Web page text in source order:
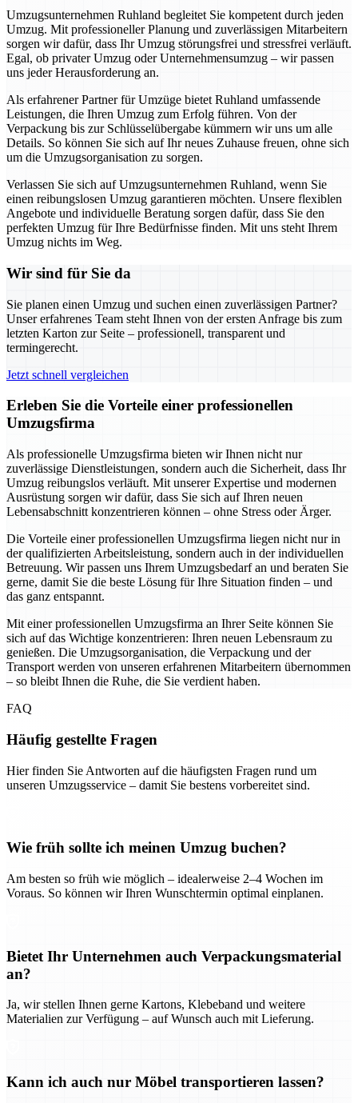
Umzugsunternehmen Ruhland begleitet Sie kompetent durch jeden
Umzug. Mit professioneller Planung und zuverlässigen Mitarbeitern
sorgen wir dafür, dass Ihr Umzug störungsfrei und stressfrei verläuft.
Egal, ob privater Umzug oder Unternehmensumzug – wir passen
uns jeder Herausforderung an.
Als erfahrener Partner für Umzüge bietet Ruhland umfassende
Leistungen, die Ihren Umzug zum Erfolg führen. Von der
Verpackung bis zur Schlüsselübergabe kümmern wir uns um alle
Details. So können Sie sich auf Ihr neues Zuhause freuen, ohne sich
um die Umzugsorganisation zu sorgen.
Verlassen Sie sich auf Umzugsunternehmen Ruhland, wenn Sie
einen reibungslosen Umzug garantieren möchten. Unsere flexiblen
Angebote und individuelle Beratung sorgen dafür, dass Sie den
perfekten Umzug für Ihre Bedürfnisse finden. Mit uns steht Ihrem
Umzug nichts im Weg.
Wir sind für Sie da
Sie planen einen Umzug und suchen einen zuverlässigen Partner?
Unser erfahrenes Team steht Ihnen von der ersten Anfrage bis zum
letzten Karton zur Seite – professionell, transparent und
termingerecht.
Jetzt schnell vergleichen
Erleben Sie die Vorteile einer professionellen
Umzugsfirma
Als professionelle Umzugsfirma bieten wir Ihnen nicht nur
zuverlässige Dienstleistungen, sondern auch die Sicherheit, dass Ihr
Umzug reibungslos verläuft. Mit unserer Expertise und modernen
Ausrüstung sorgen wir dafür, dass Sie sich auf Ihren neuen
Lebensabschnitt konzentrieren können – ohne Stress oder Ärger.
Die Vorteile einer professionellen Umzugsfirma liegen nicht nur in
der qualifizierten Arbeitsleistung, sondern auch in der individuellen
Betreuung. Wir passen uns Ihrem Umzugsbedarf an und beraten Sie
gerne, damit Sie die beste Lösung für Ihre Situation finden – und
das ganz entspannt.
Mit einer professionellen Umzugsfirma an Ihrer Seite können Sie
sich auf das Wichtige konzentrieren: Ihren neuen Lebensraum zu
genießen. Die Umzugsorganisation, die Verpackung und der
Transport werden von unseren erfahrenen Mitarbeitern übernommen
– so bleibt Ihnen die Ruhe, die Sie verdient haben.
FAQ
Häufig gestellte Fragen
Hier finden Sie Antworten auf die häufigsten Fragen rund um
unseren Umzugsservice – damit Sie bestens vorbereitet sind.
Wie früh sollte ich meinen Umzug buchen?
Am besten so früh wie möglich – idealerweise 2–4 Wochen im
Voraus. So können wir Ihren Wunschtermin optimal einplanen.
Bietet Ihr Unternehmen auch Verpackungsmaterial
an?
Ja, wir stellen Ihnen gerne Kartons, Klebeband und weitere
Materialien zur Verfügung – auf Wunsch auch mit Lieferung.
Kann ich auch nur Möbel transportieren lassen?